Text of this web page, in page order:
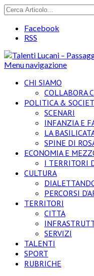
Facebook
RSS
Menu navigazione
CHI SIAMO
COLLABORA
POLITICA &
SCENARI
INFANZIA E
LA
SPINE DI
ECONOMIA E
I TERRITORI
CULTURA
PERCORSI
TERRITORI
CITTA
SERVIZI
TALENTI
SPORT
RUBRICHE